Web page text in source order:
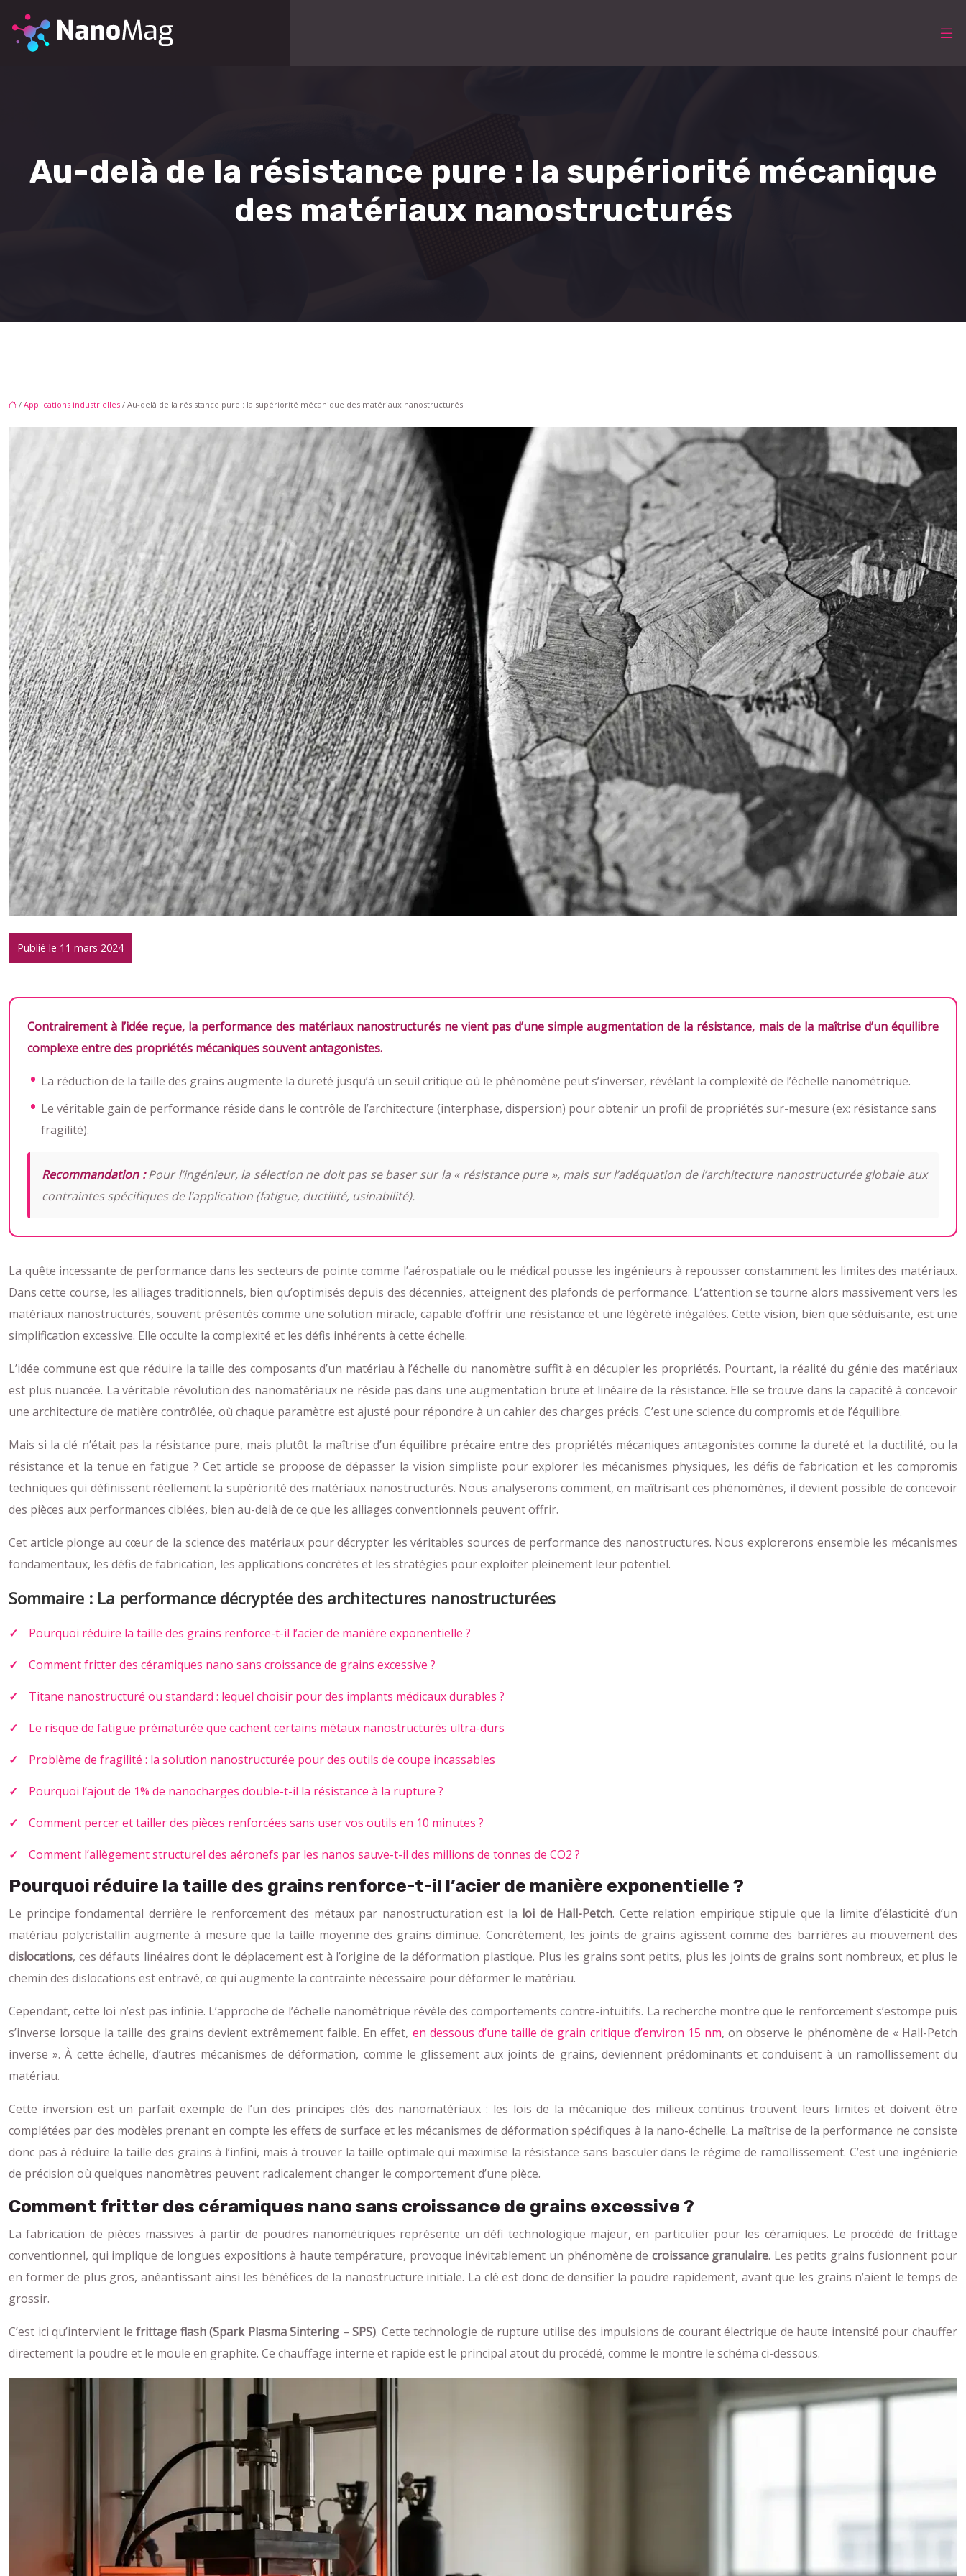
Au-delà de la résistance pure : la supériorité mécanique
des matériaux nanostructurés
/ Applications industrielles / Au-delà de la résistance pure : la supériorité mécanique des matériaux nanostructurés
Publié le 11 mars 2024
Contrairement à l’idée reçue, la performance des matériaux nanostructurés ne vient pas d’une simple augmentation de la résistance, mais de la maîtrise d’un équilibre
complexe entre des propriétés mécaniques souvent antagonistes.
La réduction de la taille des grains augmente la dureté jusqu’à un seuil critique où le phénomène peut s’inverser, révélant la complexité de l’échelle nanométrique.
Le véritable gain de performance réside dans le contrôle de l’architecture (interphase, dispersion) pour obtenir un profil de propriétés sur-mesure (ex: résistance sans
fragilité).
Recommandation :Pour l’ingénieur, la sélection ne doit pas se baser sur la « résistance pure », mais sur l’adéquation de l’architecture nanostructurée globale aux
contraintes spécifiques de l’application (fatigue, ductilité, usinabilité).
La quête incessante de performance dans les secteurs de pointe comme l’aérospatiale ou le médical pousse les ingénieurs à repousser constamment les limites des matériaux.
Dans cette course, les alliages traditionnels, bien qu’optimisés depuis des décennies, atteignent des plafonds de performance. L’attention se tourne alors massivement vers les
matériaux nanostructurés, souvent présentés comme une solution miracle, capable d’offrir une résistance et une légèreté inégalées. Cette vision, bien que séduisante, est une
simplification excessive. Elle occulte la complexité et les défis inhérents à cette échelle.
L’idée commune est que réduire la taille des composants d’un matériau à l’échelle du nanomètre suffit à en décupler les propriétés. Pourtant, la réalité du génie des matériaux
est plus nuancée. La véritable révolution des nanomatériaux ne réside pas dans une augmentation brute et linéaire de la résistance. Elle se trouve dans la capacité à concevoir
une architecture de matière contrôlée, où chaque paramètre est ajusté pour répondre à un cahier des charges précis. C’est une science du compromis et de l’équilibre.
Mais si la clé n’était pas la résistance pure, mais plutôt la maîtrise d’un équilibre précaire entre des propriétés mécaniques antagonistes comme la dureté et la ductilité, ou la
résistance et la tenue en fatigue ? Cet article se propose de dépasser la vision simpliste pour explorer les mécanismes physiques, les défis de fabrication et les compromis
techniques qui définissent réellement la supériorité des matériaux nanostructurés. Nous analyserons comment, en maîtrisant ces phénomènes, il devient possible de concevoir
des pièces aux performances ciblées, bien au-delà de ce que les alliages conventionnels peuvent offrir.
Cet article plonge au cœur de la science des matériaux pour décrypter les véritables sources de performance des nanostructures. Nous explorerons ensemble les mécanismes
fondamentaux, les défis de fabrication, les applications concrètes et les stratégies pour exploiter pleinement leur potentiel.
Sommaire : La performance décryptée des architectures nanostructurées
Pourquoi réduire la taille des grains renforce-t-il l’acier de manière exponentielle ?
Comment fritter des céramiques nano sans croissance de grains excessive ?
Titane nanostructuré ou standard : lequel choisir pour des implants médicaux durables ?
Le risque de fatigue prématurée que cachent certains métaux nanostructurés ultra-durs
Problème de fragilité : la solution nanostructurée pour des outils de coupe incassables
Pourquoi l’ajout de 1% de nanocharges double-t-il la résistance à la rupture ?
Comment percer et tailler des pièces renforcées sans user vos outils en 10 minutes ?
Comment l’allègement structurel des aéronefs par les nanos sauve-t-il des millions de tonnes de CO2 ?
Pourquoi réduire la taille des grains renforce-t-il l’acier de manière exponentielle ?
Le principe fondamental derrière le renforcement des métaux par nanostructuration est la loi de Hall-Petch. Cette relation empirique stipule que la limite d’élasticité d’un
matériau polycristallin augmente à mesure que la taille moyenne des grains diminue. Concrètement, les joints de grains agissent comme des barrières au mouvement des
dislocations, ces défauts linéaires dont le déplacement est à l’origine de la déformation plastique. Plus les grains sont petits, plus les joints de grains sont nombreux, et plus le
chemin des dislocations est entravé, ce qui augmente la contrainte nécessaire pour déformer le matériau.
Cependant, cette loi n’est pas infinie. L’approche de l’échelle nanométrique révèle des comportements contre-intuitifs. La recherche montre que le renforcement s’estompe puis
s’inverse lorsque la taille des grains devient extrêmement faible. En effet, en dessous d’une taille de grain critique d’environ 15 nm, on observe le phénomène de « Hall-Petch
inverse ». À cette échelle, d’autres mécanismes de déformation, comme le glissement aux joints de grains, deviennent prédominants et conduisent à un ramollissement du
matériau.
Cette inversion est un parfait exemple de l’un des principes clés des nanomatériaux : les lois de la mécanique des milieux continus trouvent leurs limites et doivent être
complétées par des modèles prenant en compte les effets de surface et les mécanismes de déformation spécifiques à la nano-échelle. La maîtrise de la performance ne consiste
donc pas à réduire la taille des grains à l’infini, mais à trouver la taille optimale qui maximise la résistance sans basculer dans le régime de ramollissement. C’est une ingénierie
de précision où quelques nanomètres peuvent radicalement changer le comportement d’une pièce.
Comment fritter des céramiques nano sans croissance de grains excessive ?
La fabrication de pièces massives à partir de poudres nanométriques représente un défi technologique majeur, en particulier pour les céramiques. Le procédé de frittage
conventionnel, qui implique de longues expositions à haute température, provoque inévitablement un phénomène de croissance granulaire. Les petits grains fusionnent pour
en former de plus gros, anéantissant ainsi les bénéfices de la nanostructure initiale. La clé est donc de densifier la poudre rapidement, avant que les grains n’aient le temps de
grossir.
C’est ici qu’intervient lefrittage flash (Spark Plasma Sintering – SPS). Cette technologie de rupture utilise des impulsions de courant électrique de haute intensité pour chauffer
directement la poudre et le moule en graphite. Ce chauffage interne et rapide est le principal atout du procédé, comme le montre le schéma ci-dessous.